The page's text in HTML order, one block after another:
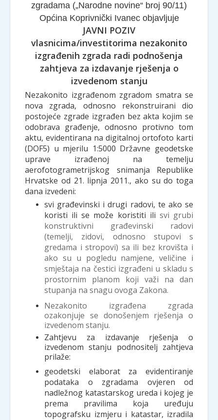
zgradama („Narodne novine“ broj 90/11)
Općina Koprivnički Ivanec objavljuje
JAVNI POZIV
vlasnicima/investitorima nezakonito
izgrađenih zgrada radi podnošenja
zahtjeva za izdavanje rješenja o
izvedenom stanju
Nezakonito izgrađenom zgradom smatra se
nova zgrada, odnosno rekonstruirani dio
postojeće zgrade izgrađen bez akta kojim se
odobrava građenje, odnosno protivno tom
aktu, evidentirana na digitalnoj ortofoto karti
(DOF5) u mjerilu 1:5000 Državne geodetske
uprave izrađenoj na temelju
aerofotogrametrijskog snimanja Republike
Hrvatske od 21. lipnja 2011., ako su do toga
dana izvedeni:
svi građevinski i drugi radovi, te ako se
koristi ili se može koristiti ili svi grubi
konstruktivni građevinski radovi
(temelji, zidovi, odnosno stupovi s
gredama i stropovi) sa ili bez krovišta i
ako su u pogledu namjene, veličine i
smještaja na čestici izgrađeni u skladu s
prostornim planom koji važi na dan
stupanja na snagu ovoga Zakona.
Nezakonito izgrađena zgrada
ozakonjuje se donošenjem rješenja o
izvedenom stanju.
Zahtjevu za izdavanje rješenja o
izvedenom stanju podnositelj zahtjeva
prilaže:
geodetski elaborat za evidentiranje
podataka o zgradama ovjeren od
nadležnog katastarskog ureda i kojeg je
prema pravilima koja uređuju
topografsku izmjeru i katastar, izradila